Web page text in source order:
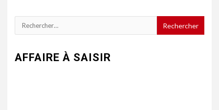
Rechercher :
AFFAIRE À SAISIR